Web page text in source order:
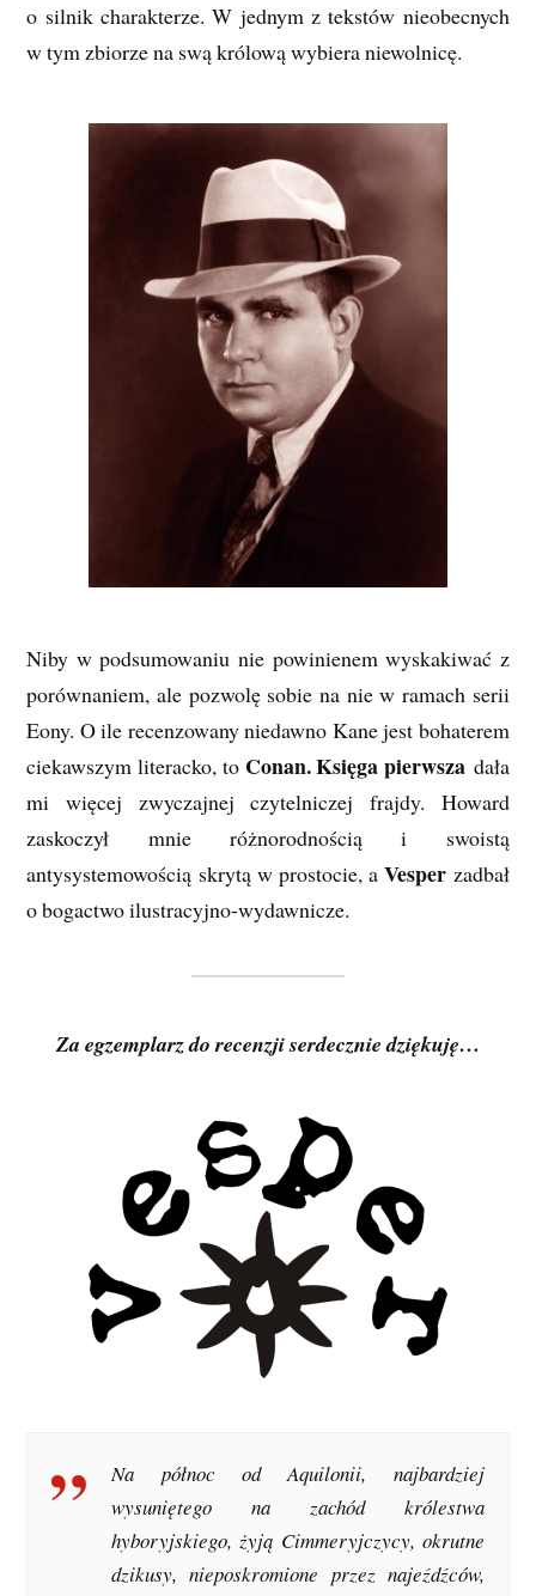
o silnik charakterze. W jednym z tekstów nieobecnych
w tym zbiorze na swą królową wybiera niewolnicę.
Niby w podsumowaniu nie powinienem wyskakiwać z
porównaniem, ale pozwolę sobie na nie w ramach serii
Eony. O ile recenzowany niedawno Kane jest bohaterem
ciekawszym literacko, to Conan. Księga pierwsza dała
mi więcej zwyczajnej czytelniczej frajdy. Howard
zaskoczył mnie różnorodnością i swoistą
antysystemowością skrytą w prostocie, aVesper zadbał
o bogactwo ilustracyjno-wydawnicze.
Za egzemplarz do recenzji serdecznie dziękuję…
Na północ od Aquilonii, najbardziej
wysuniętego na zachód królestwa
hyboryjskiego, żyją Cimmeryjczycy, okrutne
dzikusy, nieposkromione przez najeźdźców,